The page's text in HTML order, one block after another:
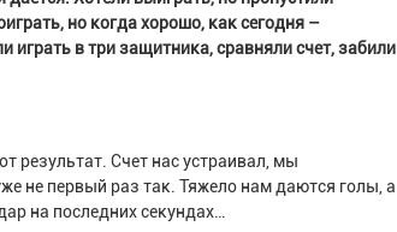
но когда хорошо, как сегодня –
играть в три защитника, сравняли счет, забили
результат. Счет нас устраивал, мы
не первый раз так. Тяжело нам даются голы, а
на последних секундах…